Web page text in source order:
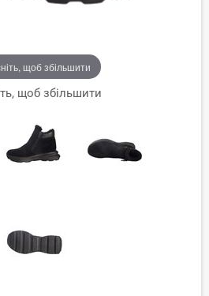
щоб збільшити
щоб збільшити